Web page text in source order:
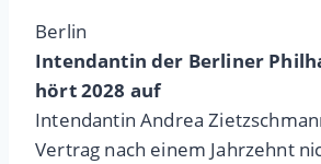
Berlin
Intendantin der Berliner
hört 2028 auf
Intendantin Andrea
Vertrag nach einem Jahrzehnt